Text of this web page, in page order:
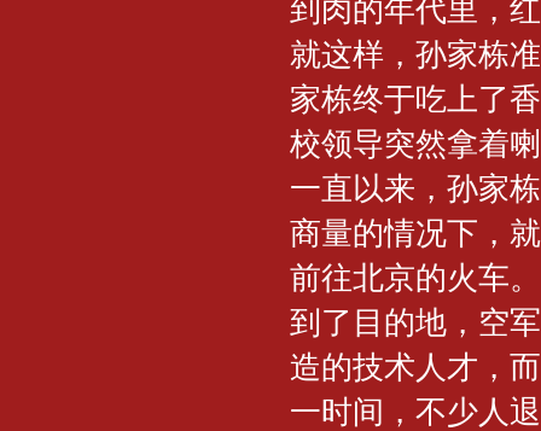
到肉的年代里，
就这样，孙家栋
家栋终于吃上了
校领导突然拿着
一直以来，孙家
商量的情况下，
前往北京的火车。
到了目的地，空
造的技术人才，
一时间，不少人